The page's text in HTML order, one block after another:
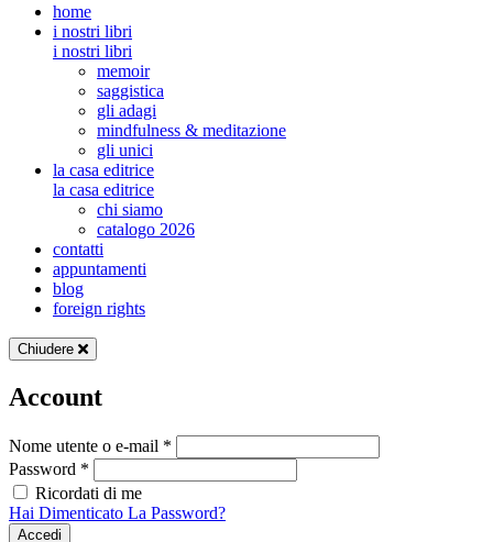
home
i nostri libri
i nostri libri
memoir
saggistica
gli adagi
mindfulness & meditazione
gli unici
la casa editrice
la casa editrice
chi siamo
catalogo 2026
contatti
appuntamenti
blog
foreign rights
Chiudere
Account
Nome utente o e-mail *
Password *
Ricordati di me
Hai Dimenticato La Password?
Accedi